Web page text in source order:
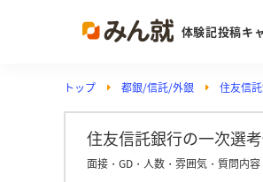
体験記投稿キ
トップ 都銀/信託/外銀 住友信
住友信託銀行の一次選
面接・GD・人数・雰囲気・質問内容